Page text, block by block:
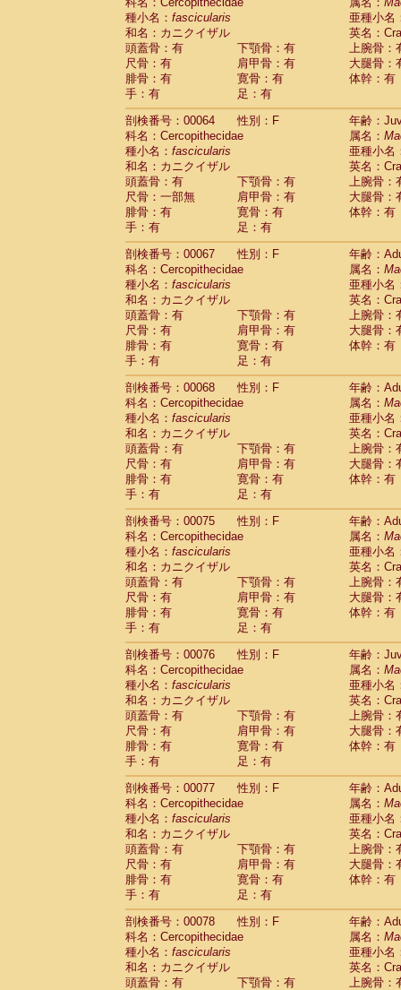
種小名： fascicularis
亜種小名
和名：カニクイザル
英名：
頭蓋骨：有
下顎骨：有
上腕骨：
尺骨：有
肩甲骨：有
大腿骨：
腓骨：有
寛骨：有
体幹：有
手：有
足：有
剖検番号：00064
性別：F
年齢：
科名：Cercopithecidae
属名：
種小名： fascicularis
亜種小名
和名：カニクイザル
英名：
頭蓋骨：有
下顎骨：有
上腕骨：
尺骨：一部無
肩甲骨：有
大腿骨：
腓骨：有
寛骨：有
体幹：有
手：有
足：有
剖検番号：00067
性別：F
年齢：
科名：Cercopithecidae
属名：
種小名： fascicularis
亜種小名
和名：カニクイザル
英名：
頭蓋骨：有
下顎骨：有
上腕骨：
尺骨：有
肩甲骨：有
大腿骨：
腓骨：有
寛骨：有
体幹：有
手：有
足：有
剖検番号：00068
性別：F
年齢：
科名：Cercopithecidae
属名：
種小名： fascicularis
亜種小名
和名：カニクイザル
英名：
頭蓋骨：有
下顎骨：有
上腕骨：
尺骨：有
肩甲骨：有
大腿骨：
腓骨：有
寛骨：有
体幹：有
手：有
足：有
剖検番号：00075
性別：F
年齢：
科名：Cercopithecidae
属名：
種小名： fascicularis
亜種小名
和名：カニクイザル
英名：
頭蓋骨：有
下顎骨：有
上腕骨：
尺骨：有
肩甲骨：有
大腿骨：
腓骨：有
寛骨：有
体幹：有
手：有
足：有
剖検番号：00076
性別：F
年齢：
科名：Cercopithecidae
属名：
種小名： fascicularis
亜種小名
和名：カニクイザル
英名：
頭蓋骨：有
下顎骨：有
上腕骨：
尺骨：有
肩甲骨：有
大腿骨：
腓骨：有
寛骨：有
体幹：有
手：有
足：有
剖検番号：00077
性別：F
年齢：
科名：Cercopithecidae
属名：
種小名： fascicularis
亜種小名
和名：カニクイザル
英名：
頭蓋骨：有
下顎骨：有
上腕骨：
尺骨：有
肩甲骨：有
大腿骨：
腓骨：有
寛骨：有
体幹：有
手：有
足：有
剖検番号：00078
性別：F
年齢：
科名：Cercopithecidae
属名：
種小名： fascicularis
亜種小名
和名：カニクイザル
英名：
頭蓋骨：有
下顎骨：有
上腕骨：